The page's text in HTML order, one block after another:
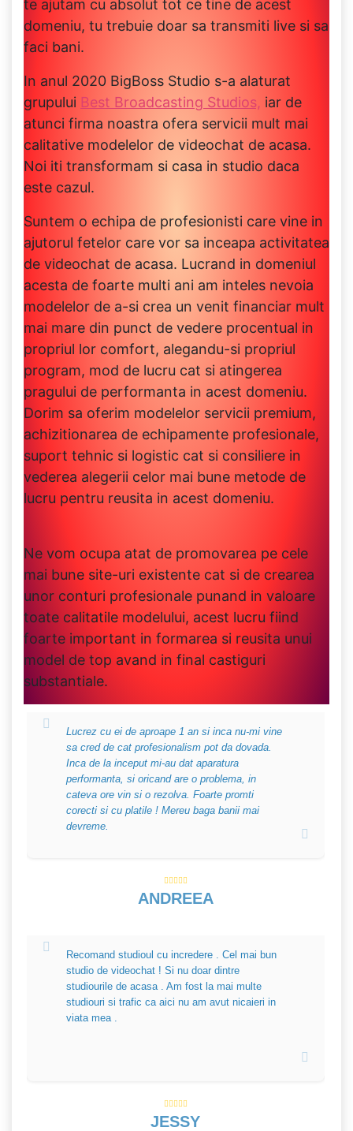
te ajutam cu absolut tot ce tine de acest
domeniu, tu trebuie doar sa transmiti live si sa
faci bani.
In anul 2020 BigBoss Studio s-a alaturat
grupului Best Broadcasting Studios, iar de
atunci firma noastra ofera servicii mult mai
calitative modelelor de videochat de acasa.
Noi iti transformam si casa in studio daca
este cazul.
Suntem o echipa de profesionisti care vine in
ajutorul fetelor care vor sa inceapa activitatea
de videochat de acasa. Lucrand in domeniul
acesta de foarte multi ani am inteles nevoia
modelelor de a-si crea un venit financiar mult
mai mare din punct de vedere procentual in
propriul lor comfort, alegandu-si propriul
program, mod de lucru cat si atingerea
pragului de performanta in acest domeniu.
Dorim sa oferim modelelor servicii premium,
achizitionarea de echipamente profesionale,
suport tehnic si logistic cat si consiliere in
vederea alegerii celor mai bune metode de
lucru pentru reusita in acest domeniu.
Ne vom ocupa atat de promovarea pe cele
mai bune site-uri existente cat si de crearea
unor conturi profesionale punand in valoare
toate calitatile modelului, acest lucru fiind
foarte important in formarea si reusita unui
model de top avand in final castiguri
substantiale.
Lucrez cu ei de aproape 1 an si inca nu-mi vine
sa cred de cat profesionalism pot da dovada.
Inca de la inceput mi-au dat aparatura
performanta, si oricand are o problema, in
cateva ore vin si o rezolva. Foarte promti
corecti si cu platile ! Mereu baga banii mai
devreme.
ANDREEA
Recomand studioul cu incredere . Cel mai bun
studio de videochat ! Si nu doar dintre
studiourile de acasa . Am fost la mai multe
studiouri si trafic ca aici nu am avut nicaieri in
viata mea .
JESSY